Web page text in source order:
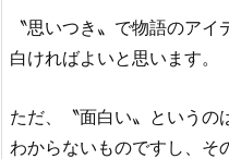
〝思いつき〟で物語のア
白ければよいと思います。
ただ、〝面白い〟というの
わからないものですし、そ